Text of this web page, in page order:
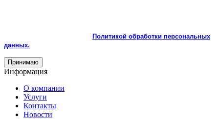
Политикой обработки персональных
данных.
Принимаю
Информация
О компании
Услуги
Контакты
Новости